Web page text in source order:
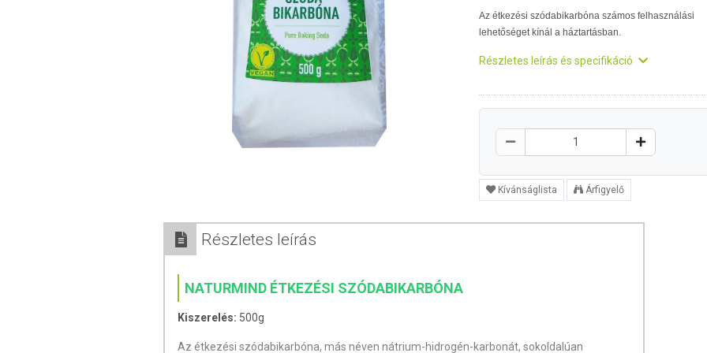
Az étkezési szódabikarbóna számos felhasználási
lehetőséget kínál a háztartásban.
Részletes leírás és specifikáció
Kívánságlista Árfigyelő
Részletes leírás
NATURMIND ÉTKEZÉSI SZÓDABIKARBÓNA
Kiszerelés: 500g
Az étkezési szódabikarbóna, más néven nátrium-hidrogén-karbonát, sokoldalúan